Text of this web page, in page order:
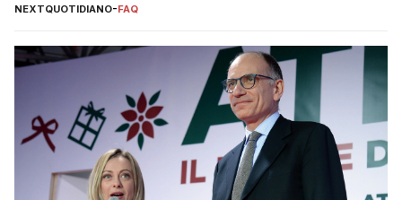
NEXTQUOTIDIANO-FAQ